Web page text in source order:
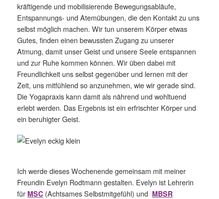
kräftigende und mobilisierende Bewegungsabläufe,
Entspannungs- und Atemübungen, die den Kontakt zu uns
selbst möglich machen. Wir tun unserem Körper etwas
Gutes, finden einen bewussten Zugang zu unserer
Atmung, damit unser Geist und unsere Seele entspannen
und zur Ruhe kommen können. Wir üben dabei mit
Freundlichkeit uns selbst gegenüber und lernen mit der
Zeit, uns mitfühlend so anzunehmen, wie wir gerade sind.
Die Yogapraxis kann damit als nährend und wohltuend
erlebt werden. Das Ergebnis ist ein erfrischter Körper und
ein beruhigter Geist.
Ich werde dieses Wochenende gemeinsam mit meiner
Freundin Evelyn Rodtmann gestalten. Evelyn ist Lehrerin
für MSC (Achtsames Selbstmitgefühl) und MBSR